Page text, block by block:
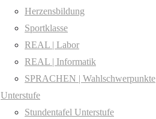
Herzensbildung
Sportklasse
REAL | Labor
REAL | Informatik
SPRACHEN | Wahlschwerpunkte
Unterstufe
Stundentafel Unterstufe